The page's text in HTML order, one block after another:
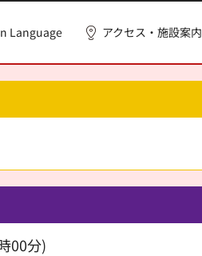
Language アクセス・施設案内
00分)